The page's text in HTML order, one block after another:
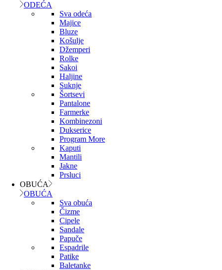
ODEĆA
Sva odeća
Majice
Bluze
Košulje
Džemperi
Rolke
Sakoi
Haljine
Suknje
Šortsevi
Pantalone
Farmerke
Kombinezoni
Dukserice
Program More
Kaputi
Mantili
Jakne
Prsluci
OBUĆA
OBUĆA
Sva obuća
Čizme
Cipele
Sandale
Papuče
Espadrile
Patike
Baletanke